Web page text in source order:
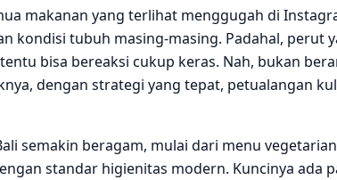
makanan yang terlihat menggugah di
kondisi tubuh masing-masing. Padahal, perut
bisa bereaksi cukup keras. Nah, bukan
dengan strategi yang tepat, petualangan
semakin beragam, mulai dari menu
standar higienitas modern. Kuncinya ada